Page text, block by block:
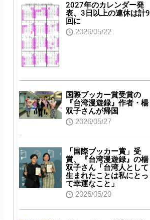
2027年のカレンダー発
表、3日以上の連休は計9
回に
2026/05/22
国際ブッカー賞受賞の
『台湾漫遊録』作者・楊
双子さんが帰国
2026/05/27
「国際ブッカー賞」受
賞、『台湾漫遊録』の楊
双子さん「台湾人として
生まれたことは私にとっ
て幸運なこと」
2026/05/20